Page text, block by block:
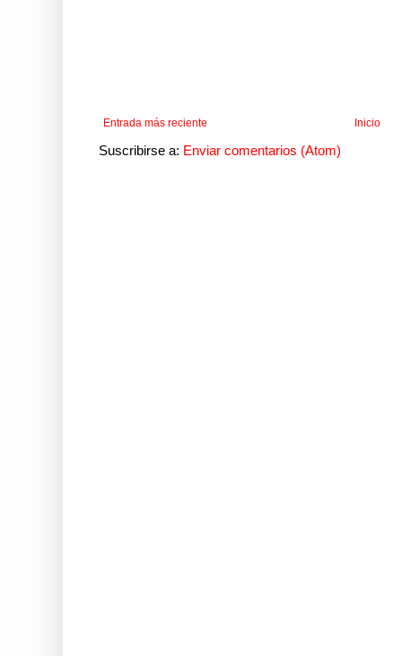
Entrada más reciente Inicio
Suscribirse a: Enviar comentarios (Atom)